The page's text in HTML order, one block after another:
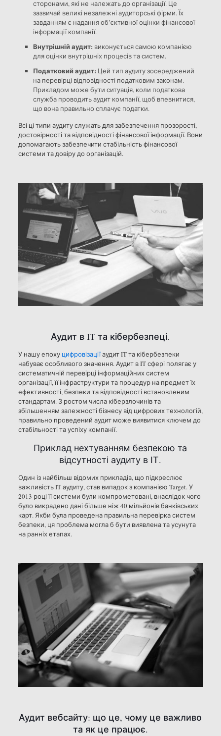
сторонами, які не належать до організації. Це
зазвичай великі незалежні аудиторські фірми. Їх
завданням є надання об’єктивної оцінки фінансової
інформації компанії.
Внутрішній аудит: виконується самою компанією
для оцінки внутрішніх процесів та систем.
Податковий аудит: Цей тип аудиту зосереджений
на перевірці відповідності податковим законам.
Прикладом може бути ситуація, коли податкова
служба проводить аудит компанії, щоб впевнитися,
що вона правильно сплачує податки.
Всі ці типи аудиту служать для забезпечення прозорості,
достовірності та відповідності фінансової інформації. Вони
допомагають забезпечити стабільність фінансової
системи та довіру до організацій.
Аудит в IT та кібербезпеці.
У нашу епоху цифровізаціїаудит IT та кібербезпеки
набуває особливого значення. Аудит в IT сфері полягає у
систематичній перевірці інформаційних систем
організації, її інфраструктури та процедур на предмет їх
ефективності, безпеки та відповідності встановленим
стандартам. З ростом числа кіберзлочинів та
збільшенням залежності бізнесу від цифрових технологій,
правильно проведений аудит може виявитися ключем до
стабільності та успіху компанії.
Приклад нехтуванням безпекою та
відсутності аудиту в ІТ.
Один із найбільш відомих прикладів, що підкреслює
важливість IT аудиту, став випадок з компанією Target. У
2013 році її системи були компрометовані, внаслідок чого
було викрадено дані більше ніж 40 мільйонів банківських
карт. Якби була проведена правильна перевірка систем
безпеки, ця проблема могла б бути виявлена та усунута
на ранніх етапах.
Аудит вебсайту: що це, чому це важливо
та як це працює.